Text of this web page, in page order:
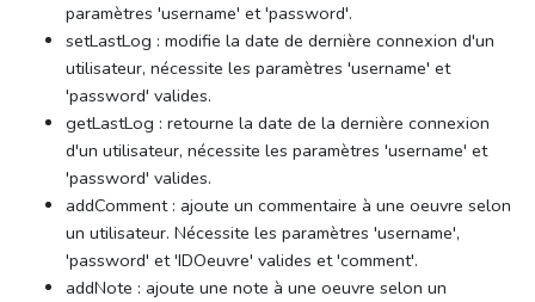
paramètres 'username' et 'password'.
setLastLog : modifie la date de dernière connexion d'un
utilisateur, nécessite les paramètres 'username' et
'password' valides.
getLastLog : retourne la date de la dernière connexion
d'un utilisateur, nécessite les paramètres 'username' et
'password' valides.
addComment : ajoute un commentaire à une oeuvre selon
un utilisateur. Nécessite les paramètres 'username',
'password' et 'IDOeuvre' valides et 'comment'.
addNote : ajoute une note à une oeuvre selon un